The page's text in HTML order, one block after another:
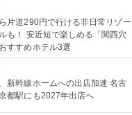
片道290円で行ける非日常リゾー
も！ 安近短で楽しめる「関西穴
すすめホテル3選
新幹線ホームへの出店加速 名古
都駅にも2027年出店へ